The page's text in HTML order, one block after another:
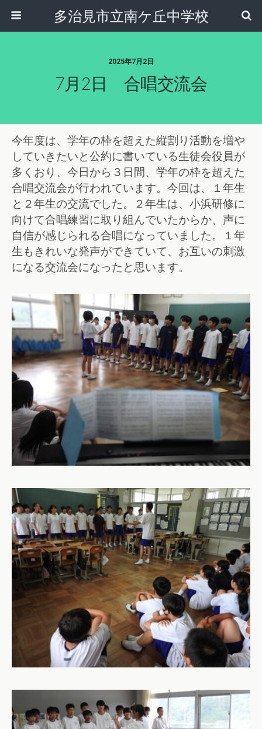
多治見市立南ケ丘中学校
2025年7月2日
7月2日 合唱交流会
今年度は、学年の枠を超えた縦割り活動を増や
していきたいと公約に書いている生徒会役員が
多くおり、 今日から３日間、学年の枠を超えた
合唱交流会が行われています。今回は、１年生
と２年生の交流でした。２年生は、小浜研修に
向けて合唱練習に取り組んでいたからか、声に
自信が感じられる合唱になっていました。１年
生もきれいな発声ができていて、お互いの刺激
になる交流会になったと思います。